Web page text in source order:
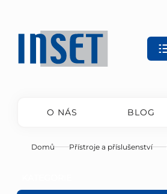
obsah
O NÁS BLOG
Domů Přístroje a příslušenství